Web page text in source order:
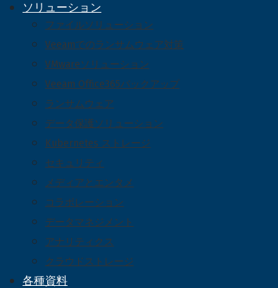
ソリューション
ファイルソリューション
Veeamでのランサムウェア対策
VMwareソリューション
Veeam Office365バックアップ
ランサムウェア
データ保護ソリューション
Kubernetes ストレージ
セキュリティ
メディアとエンタメ
コラボレーション
データマネジメント
アナリティクス
クラウドストレージ
各種資料